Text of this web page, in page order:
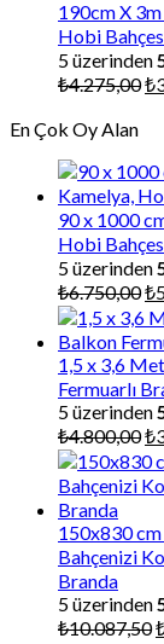
190cm X
Hobi
5 üzerinden
₺4.275,00₺
En Çok Oy Alan
90 x 1000
Hobi
5 üzerinden
₺6.750,00₺
1,5 x 3,6
Fermuarlı
5 üzerinden
₺4.800,00₺
150x830 cm
Bahçenizi
Branda
5 üzerinden
₺10.087,50